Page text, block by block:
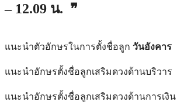
– 12.09 น. ❞
แนะนำตัวอักษรในการตั้งชื่อลูก วันอังคาร
แนะนำอักษรตั้งชื่อลูกเสริมดวงด้านบริวา
แนะนำอักษรตั้งชื่อลูกเสริมดวงด้านการเงิ